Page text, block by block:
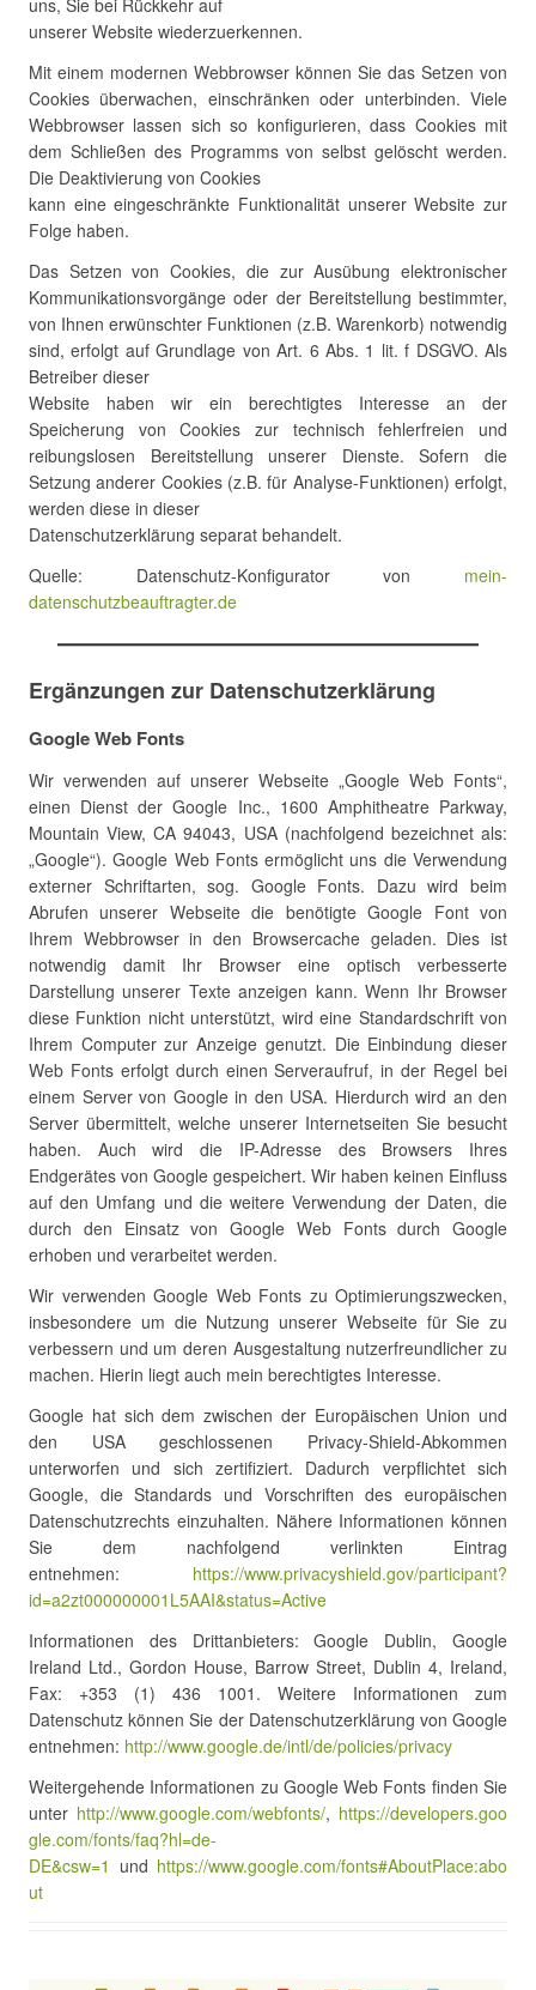
uns, Sie bei Rückkehr auf
unserer Website wiederzuerkennen.
Mit einem modernen Webbrowser können Sie das Setzen von
Cookies überwachen, einschränken oder unterbinden. Viele
Webbrowser lassen sich so konfigurieren, dass Cookies mit
dem Schließen des Programms von selbst gelöscht werden.
Die Deaktivierung von Cookies
kann eine eingeschränkte Funktionalität unserer Website zur
Folge haben.
Das Setzen von Cookies, die zur Ausübung elektronischer
Kommunikationsvorgänge oder der Bereitstellung bestimmter,
von Ihnen erwünschter Funktionen (z.B. Warenkorb) notwendig
sind, erfolgt auf Grundlage von Art. 6 Abs. 1 lit. f DSGVO. Als
Betreiber dieser
Website haben wir ein berechtigtes Interesse an der
Speicherung von Cookies zur technisch fehlerfreien und
reibungslosen Bereitstellung unserer Dienste. Sofern die
Setzung anderer Cookies (z.B. für Analyse-Funktionen) erfolgt,
werden diese in dieser
Datenschutzerklärung separat behandelt.
Quelle: Datenschutz-Konfigurator von mein-
datenschutzbeauftragter.de
Ergänzungen zur Datenschutzerklärung
Google Web Fonts
Wir verwenden auf unserer Webseite „Google Web Fonts“,
einen Dienst der Google Inc., 1600 Amphitheatre Parkway,
Mountain View, CA 94043, USA (nachfolgend bezeichnet als:
„Google“). Google Web Fonts ermöglicht uns die Verwendung
externer Schriftarten, sog. Google Fonts. Dazu wird beim
Abrufen unserer Webseite die benötigte Google Font von
Ihrem Webbrowser in den Browsercache geladen. Dies ist
notwendig damit Ihr Browser eine optisch verbesserte
Darstellung unserer Texte anzeigen kann. Wenn Ihr Browser
diese Funktion nicht unterstützt, wird eine Standardschrift von
Ihrem Computer zur Anzeige genutzt. Die Einbindung dieser
Web Fonts erfolgt durch einen Serveraufruf, in der Regel bei
einem Server von Google in den USA. Hierdurch wird an den
Server übermittelt, welche unserer Internetseiten Sie besucht
haben. Auch wird die IP-Adresse des Browsers Ihres
Endgerätes von Google gespeichert. Wir haben keinen Einfluss
auf den Umfang und die weitere Verwendung der Daten, die
durch den Einsatz von Google Web Fonts durch Google
erhoben und verarbeitet werden.
Wir verwenden Google Web Fonts zu Optimierungszwecken,
insbesondere um die Nutzung unserer Webseite für Sie zu
verbessern und um deren Ausgestaltung nutzerfreundlicher zu
machen. Hierin liegt auch mein berechtigtes Interesse.
Google hat sich dem zwischen der Europäischen Union und
den USA geschlossenen Privacy-Shield-Abkommen
unterworfen und sich zertifiziert. Dadurch verpflichtet sich
Google, die Standards und Vorschriften des europäischen
Datenschutzrechts einzuhalten. Nähere Informationen können
Sie dem nachfolgend verlinkten Eintrag
entnehmen: https://www.privacyshield.gov/participant?
id=a2zt000000001L5AAI&status=Active
Informationen des Drittanbieters: Google Dublin, Google
Ireland Ltd., Gordon House, Barrow Street, Dublin 4, Ireland,
Fax: +353 (1) 436 1001. Weitere Informationen zum
Datenschutz können Sie der Datenschutzerklärung von Google
entnehmen: http://www.google.de/intl/de/policies/privacy
Weitergehende Informationen zu Google Web Fonts finden Sie
unter http://www.google.com/webfonts/, https://developers.goo
gle.com/fonts/faq?hl=de-
DE&csw=1 und https://www.google.com/fonts#AboutPlace:abo
ut